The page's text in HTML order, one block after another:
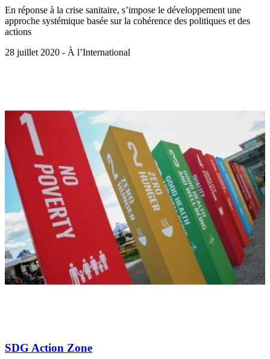
En réponse à la crise sanitaire, s’impose le développement une
approche systémique basée sur la cohérence des politiques et des
actions
28 juillet 2020 - À l’International
SDG Action Zone